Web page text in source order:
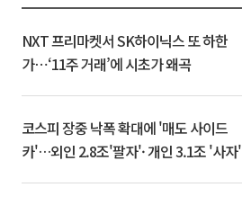
NXT 프리마켓서 SK하이닉스 또 하한
가⋯‘11주 거래’에 시초가 왜곡
코스피 장중 낙폭 확대에 '매도 사이드
카'…외인 2.8조'팔자'· 개인 3.1조 '사자'